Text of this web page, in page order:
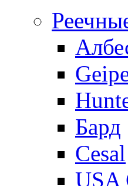
Бард
Cesal
USA